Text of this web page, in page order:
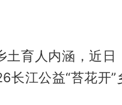
土育人内涵，近日
长江公益“苔花开”